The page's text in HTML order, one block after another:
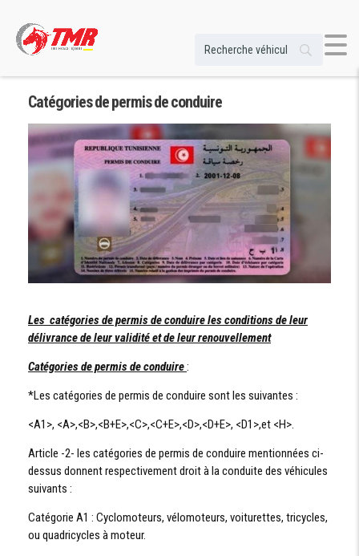
Catégories de permis de conduire
Les catégories de permis de conduire les conditions de leur
délivrance de leur validité et de leur renouvellement
Catégories de permis de conduire:
*Les catégories de permis de conduire sont les suivantes :
<A1>, <A>,<B>,<B+E>,<C>,<C+E>,<D>,<D+E>, <D1>,et <H>.
Article -2- les catégories de permis de conduire mentionnées ci-
dessus donnent respectivement droit à la conduite des véhicules
suivants :
Catégorie A1 : Cyclomoteurs, vélomoteurs, voiturettes, tricycles,
ou quadricycles à moteur.